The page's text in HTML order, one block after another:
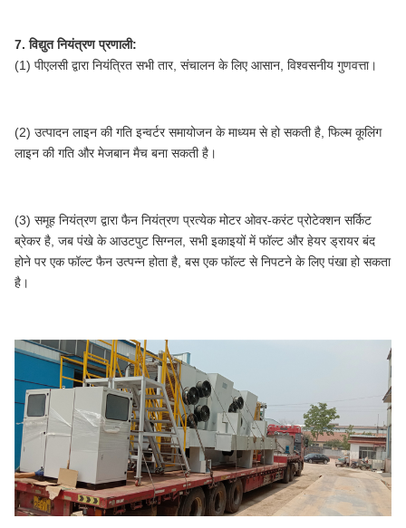
7. विद्युत नियंत्रण प्रणाली:
(1) पीएलसी द्वारा नियंत्रित सभी तार, संचालन के लिए आसान, विश्वसनीय गुणवत्ता।
(2) उत्पादन लाइन की गति इन्वर्टर समायोजन के माध्यम से हो सकती है, फिल्म कूलिंग
लाइन की गति और मेजबान मैच बना सकती है।
(3) समूह नियंत्रण द्वारा फैन नियंत्रण प्रत्येक मोटर ओवर-करंट प्रोटेक्शन सर्किट
ब्रेकर है, जब पंखे के आउटपुट सिग्नल, सभी इकाइयों में फॉल्ट और हेयर ड्रायर बंद
होने पर एक फॉल्ट फैन उत्पन्न होता है, बस एक फॉल्ट से निपटने के लिए पंखा हो सकता
है।